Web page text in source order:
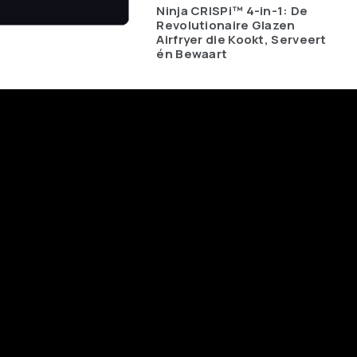
Ninja CRISPi™ 4-in-1: De
Revolutionaire Glazen
Airfryer die Kookt, Serveert
én Bewaart